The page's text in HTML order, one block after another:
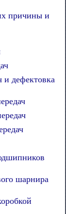
причины и
и дефектовка
шарнира